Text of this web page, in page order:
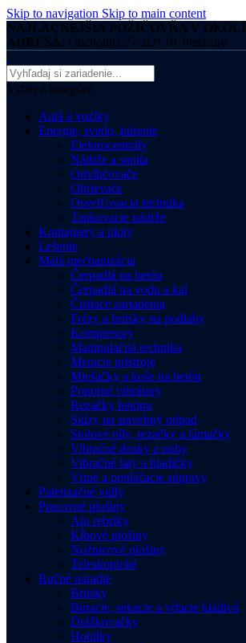
Skip to navigation Skip to main content
NAJLACNEJŠIA POŽIČOVŇA V OKOLÍ
ADRESA: Obchodná 27, 921 01 Piešťany
Vyber z kategórii
Autá a vozíky
Energie, svetlo, kúrenie
Elektrocentrály
Nádrže a sanita
Odvlhčovače
Ohrievače
Osvetľovacia technika
Tankovacie nádrže
Kontajnery a ploty
Lešenie
Malá mechanizácia
Čerpadlá na betón
Čerpadlá na vodu a kal
Čistiace zariadenia
Frézy a brúsky na podlahy
Kompresory
Manipulačná technika
Meracie prístroje
Miešačky a koše na betón
Ponorné vibrátory
Rezačky betónu
Sklzy na stavebný odpad
Stolové píly, rezačky a lámačky
Vibračné dosky a nohy
Vibračné laty a hladičky
Vrtné a pretláčacie súpravy
Paletizačné vidly
Pracovné plošiny
Alu rebríky
Kĺbové plošiny
Nožnicové plošiny
Teleskopické
Ručné náradie
Brúsky
Búracie, sekacie a vŕtacie kladivá
Drážkovačky
Hoblíky